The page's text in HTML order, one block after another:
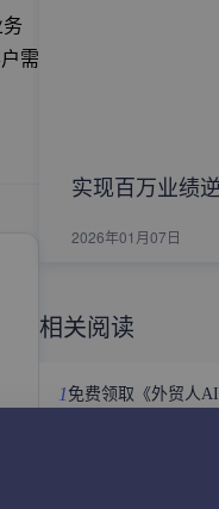
需
实现百万业绩
2026年01月07日
相关阅读
1 免费领取《外贸人
立即领取 | 手握这
外贸获客难？免费